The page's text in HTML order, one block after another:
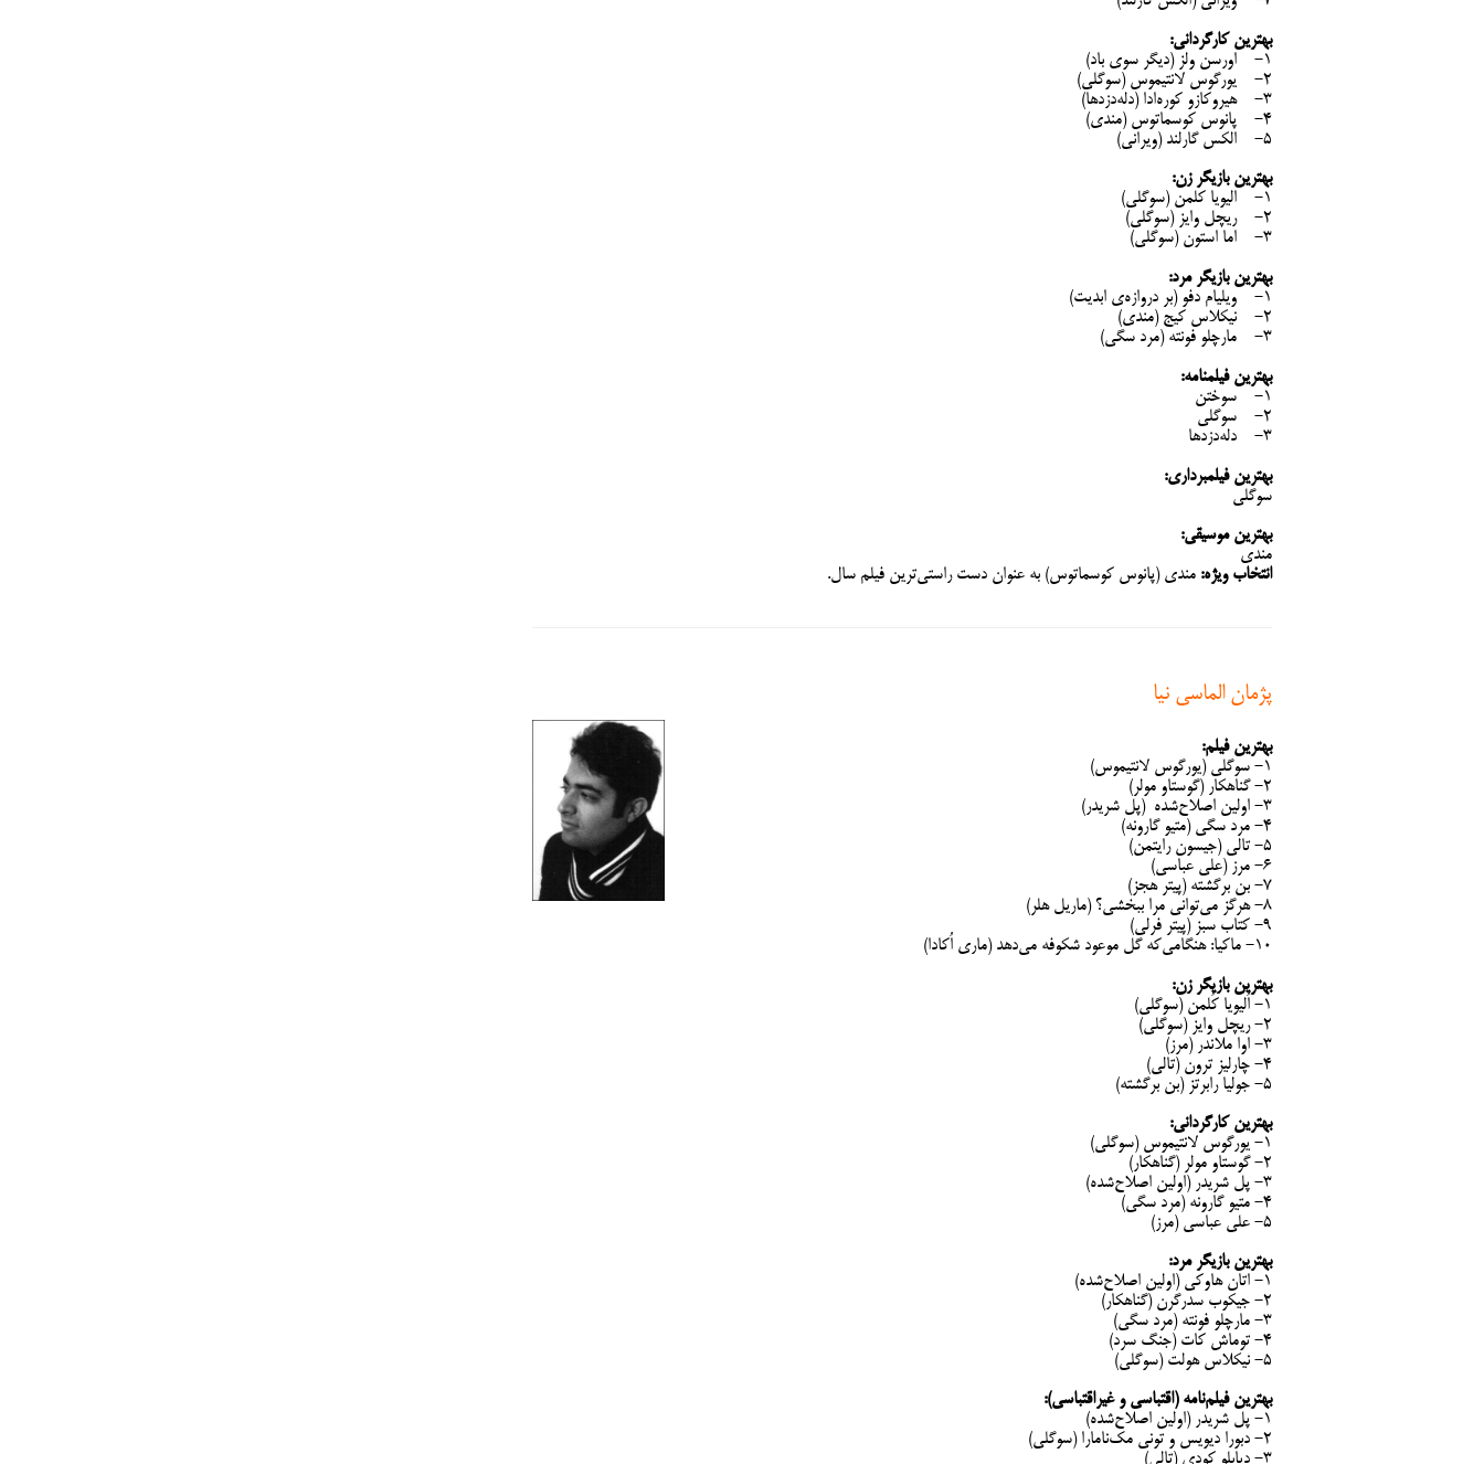
بهترین کارگردانی:
1- اورسن ولز (دیگر سوی باد)
2- یورگوس لانتیموس (سوگلی)
3- هیروکازو کوره‌ادا (دله‌دزدها)
4- پانوس کوسماتوس (مندی)
5- الکس گارلند (ویرانی)
بهترین بازیگر زن:
1- الیویا کلمن (سوگلی)
2- ریچل وایز (سوگلی)
3- اما استون (سوگلی)
بهترین بازیگر مرد:
1- ویلیام دفو (بر دروازه‌ی ابدیت)
2- نیکلاس کیج (مندی)
3- مارچلو فونته (مرد سگی)
بهترین فیلمنامه:
1- سوختن
2- سوگلی
3- دله‌دزدها
بهترین فیلمبرداری:
سوگلی
بهترین موسیقی:
مندی
انتخاب ویژه: مندی (پانوس کوسماتوس) به عنوان دست راستی‌ترین فیلم سال.
پژمان الماسی ‌نیا
بهترین فیلم:
۱- سوگلی (یورگوس لانتیموس)
۲- گناهکار (گوستاو مولر)
۳- اولین اصلاح‌شده (پل شریدر)
۴- مرد سگی (متیو گارونه)
۵- تالی (جیسون رایتمن)
۶- مرز (علی عباسی)
۷- بن برگشته (پیتر هجز)
۸- هرگز می‌توانی مرا ببخشی؟ (ماریل هلر)
۹- کتاب سبز (پیتر فرلی)
۱۰- ماکیا: هنگامی‌که گل موعود شکوفه می‌دهد (ماری اُکادا)
بهترین بازیگر زن:
۱- اُلیویا کُلمن (سوگلی)
۲- ریچل وایز (سوگلی)
۳- اوا ملاندر (مرز)
۴- چارلیز ترون (تالی)
۵- جولیا رابرتز (بن برگشته)
بهترین کارگردانی:
۱- یورگوس لانتیموس (سوگلی)
۲- گوستاو مولر (گناهکار)
۳- پل شریدر (اولین اصلاح‌شده)
۴- متیو گارونه (مرد سگی)
۵- علی عباسی (مرز)
بهترین بازیگر مرد:
۱- اتان هاوکی (اولین اصلاح‌شده)
۲- جیکوب سدرگرن (گناهکار)
۳- مارچلو فونته (مرد سگی)
۴- توماش کات (جنگ سرد)
۵- نیکلاس هولت (سوگلی)
بهترین فیلم‌نامه (اقتباسی و غیراقتباسی):
۱- پل شریدر (اولین اصلاح‌شده)
۲- دبورا دیویس و تونی مک‌نامارا (سوگلی)
۳- دیابلو کودی (تالی)